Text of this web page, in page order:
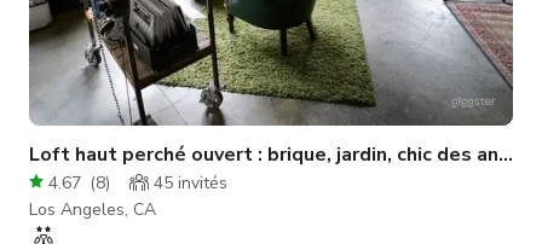
Loft haut perché ouvert : brique, jardin, chic des
4.67 (8) 45 invités
Los Angeles, CA